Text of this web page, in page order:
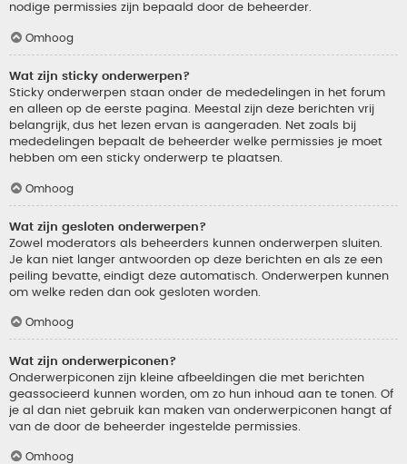
nodige permissies zijn bepaald door de beheerder.
Omhoog
Wat zijn sticky onderwerpen?
Sticky onderwerpen staan onder de mededelingen in het forum
en alleen op de eerste pagina. Meestal zijn deze berichten vrij
belangrijk, dus het lezen ervan is aangeraden. Net zoals bij
mededelingen bepaalt de beheerder welke permissies je moet
hebben om een sticky onderwerp te plaatsen.
Omhoog
Wat zijn gesloten onderwerpen?
Zowel moderators als beheerders kunnen onderwerpen sluiten.
Je kan niet langer antwoorden op deze berichten en als ze een
peiling bevatte, eindigt deze automatisch. Onderwerpen kunnen
om welke reden dan ook gesloten worden.
Omhoog
Wat zijn onderwerpiconen?
Onderwerpiconen zijn kleine afbeeldingen die met berichten
geassocieerd kunnen worden, om zo hun inhoud aan te tonen. Of
je al dan niet gebruik kan maken van onderwerpiconen hangt af
van de door de beheerder ingestelde permissies.
Omhoog